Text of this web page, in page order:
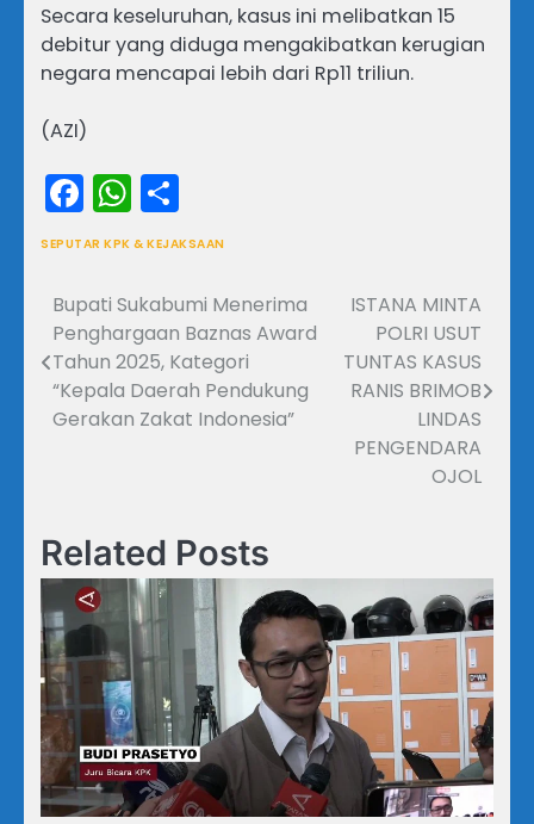
Secara keseluruhan, kasus ini melibatkan 15
debitur yang diduga mengakibatkan kerugian
negara mencapai lebih dari Rp11 triliun.
(AZI)
Facebook
WhatsApp
SEPUTAR KPK & KEJAKSAAN
Navigasi
pos
Bupati Sukabumi Menerima
Penghargaan Baznas Award
Tahun 2025, Kategori
“Kepala Daerah Pendukung
Gerakan Zakat Indonesia”
ISTANA MINTA
POLRI USUT
TUNTAS KASUS
RANIS BRIMOB
LINDAS
PENGENDARA
OJOL
Related Posts